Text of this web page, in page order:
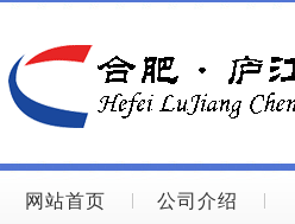
网站首页 公司介绍